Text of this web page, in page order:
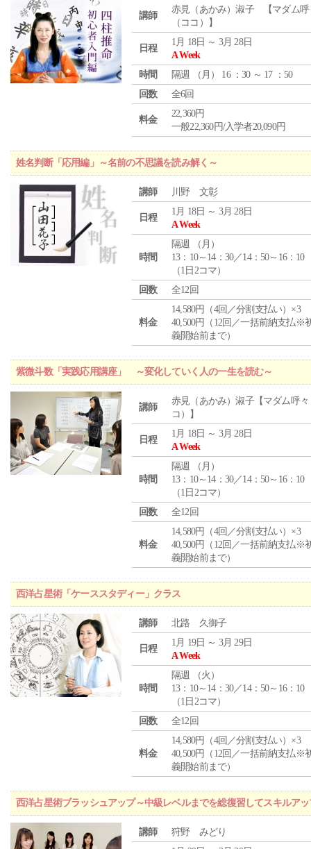
講師
赤見（あかみ）淑子 【マダム呼
（ココ）】
日程
1月 18日 ～ 3月 28日
A Week
時間
隔週 （ 月 ） 16 ：30 ～ 17 ：50
回数
全6回
料金
22,360円
一般22,360円/入学者20,090円
姓名判断「応用編」～名前の不思議を読み解く～
講師 川野 文彰
日程
1月 18日 ～ 3月 28日
A Week
時間
隔週 （ 月 ）
13：10～14：30／14：50～16：10
（1日2コマ）
回数
全12回
料金
14,580円（4回／分割支払い）×3
40,500円（12回／一括前納支払※
義開始前まで）
紫微斗数「実践応用講座」 ～変化していく人の一生を読む～
講師
赤見（あかみ）淑子【マダム呼々
コ）】
日程
1月 18日 ～ 3月 28日
A Week
時間
隔週 （ 月 ）
13：10～14：30／14：50～16：10
（1日2コマ）
回数
全12回
料金
14,580円（4回／分割支払い）×3
40,500円（12回／一括前納支払※
義開始前まで）
西洋占星術「ケーススタディー」クラス
講師 北路 久御子
日程
1月 19日 ～ 3月 29日
A Week
時間
隔週 （火 ）
13：10～14：30／14：50～16：10
（1日2コマ）
回数
全12回
料金
14,580円（4回／分割支払い）×3
40,500円（12回／一括前納支払※
義開始前まで）
西洋占星術ブラッシュアップ～中級レベルまでを総復習してスキルア
講師 狩野 みどり